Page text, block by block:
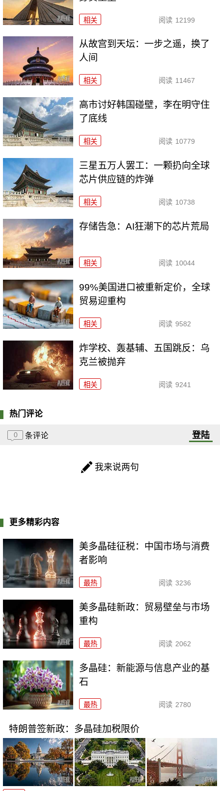
相关 阅读 12199
从故宫到天坛：一步之遥，换了
人间
相关 阅读 11467
高市讨好韩国碰壁，李在明守住
了底线
相关 阅读 10779
三星五万人罢工：一颗扔向全球
芯片供应链的炸弹
相关 阅读 10738
存储告急：AI狂潮下的芯片荒局
相关 阅读 10044
99%美国进口被重新定价，全球
贸易迎重构
相关 阅读 9582
炸学校、轰基辅、五国跳反：乌
克兰被抛弃
相关 阅读 9241
热门评论
0 条评论 登陆
我来说两句
更多精彩内容
美多晶硅征税：中国市场与消费
者影响
最热 阅读 3236
美多晶硅新政：贸易壁垒与市场
重构
最热 阅读 2062
多晶硅：新能源与信息产业的基
石
最热 阅读 2780
特朗普签新政：多晶硅加税限价